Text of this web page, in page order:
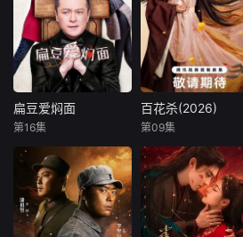
遇，连斩魔教六大
高手，登顶联军统
帅后又因身份危机
沦为武林弃子，最
终炼化玉魄自我觉
醒，强势斩灭魔教
幕后黑手，重塑武
隐江湖……
一希望。他凭借现
代知识与商业奇
谋，对抗权贵情敌
陆奇峰的刁难封
锁，更以“霓裳盛
会”轰动朝野，助香
云纱重夺贡品殊
云卓粉碎宁王
扁豆爱焖面
迟嘉
李中原是一名心理
医生，而他的妻子
袁胜男则是典型的
扁豆爱焖面
第16集
徐正溪
昭宁郡主沈汐和
（孟子义 饰）势要
做云巅执棋之手，
百花杀(2026)
第09集